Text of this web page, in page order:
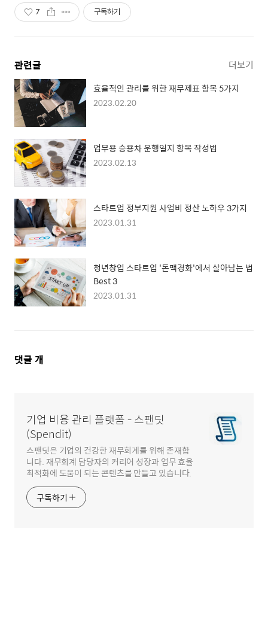
7 구독하기
관련글 더보기
효율적인 관리를 위한 재무제표 항목 5가지
2023.02.20
업무용 승용차 운행일지 항목 작성법
2023.02.13
스타트업 정부지원 사업비 정산 노하우 3가지
2023.01.31
청년창업 스타트업 '돈맥경화'에서 살아남는 법
Best 3
2023.01.31
댓
댓글 개
기업 비용 관리 플랫폼 - 스팬딧
(Spendit)
스팬딧은 기업의 건강한 재무회계를 위해 존재합
니다. 재무회계 담당자의 커리어 성장과 업무 효율
최적화에 도움이 되는 콘텐츠를 만들고 있습니다.
구독하기